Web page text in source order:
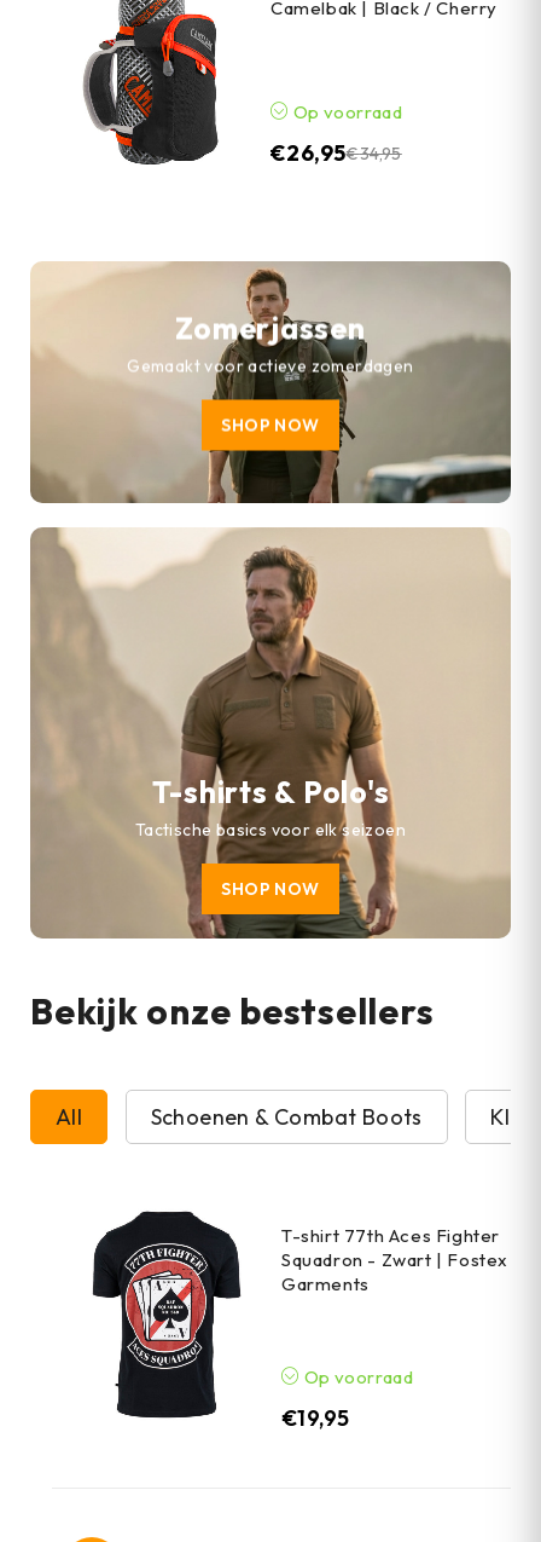
Camelbak | Black / Cherry
Op voorraad
€34,95
€26,95
Zomerjassen
Gemaakt voor actieve zomerdagen
SHOP NOW
T-shirts & Polo's
Tactische basics voor elk seizoen
SHOP NOW
Bekijk onze bestsellers
All Schoenen & Combat Boots
T-shirt 77th Aces Fighter
Squadron - Zwart | Fostex
Garments
Op voorraad
€19,95